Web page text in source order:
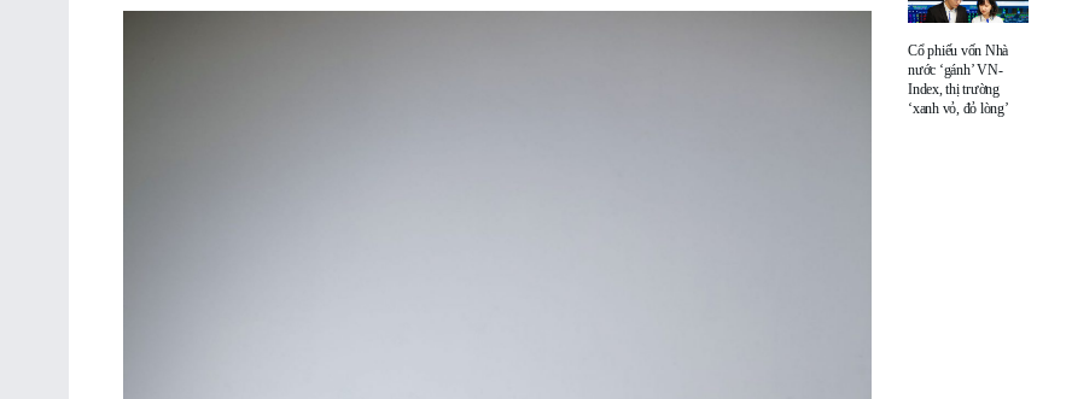
Cổ phiếu vốn Nhà
nước ‘gánh’ VN-
Index, thị trường
‘xanh vỏ, đỏ lòng’